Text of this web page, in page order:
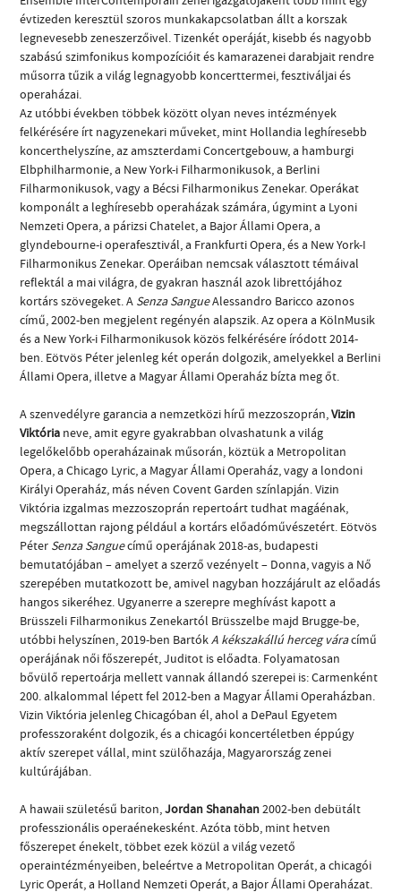
évtizeden keresztül szoros munkakapcsolatban állt a korszak
legnevesebb zeneszerzőivel. Tizenkét operáját, kisebb és nagyobb
szabású szimfonikus kompozícióit és kamarazenei darabjait rendre
műsorra tűzik a világ legnagyobb koncerttermei, fesztiváljai és
operaházai.
Az utóbbi években többek között olyan neves intézmények
felkérésére írt nagyzenekari műveket, mint Hollandia leghíresebb
koncerthelyszíne, az amszterdami Concertgebouw, a hamburgi
Elbphilharmonie, a New York-i Filharmonikusok, a Berlini
Filharmonikusok, vagy a Bécsi Filharmonikus Zenekar. Operákat
komponált a leghíresebb operaházak számára, úgymint a Lyoni
Nemzeti Opera, a párizsi Chatelet, a Bajor Állami Opera, a
glyndebourne-i operafesztivál, a Frankfurti Opera, és a New York-I
Filharmonikus Zenekar. Operáiban nemcsak választott témáival
reflektál a mai világra, de gyakran használ azok librettójához
kortárs szövegeket. A Senza SangueAlessandro Baricco azonos
című, 2002-ben megjelent regényén alapszik. Az opera a KölnMusik
és a New York-i Filharmonikusok közös felkérésére íródott 2014-
ben. Eötvös Péter jelenleg két operán dolgozik, amelyekkel a Berlini
Állami Opera, illetve a Magyar Állami Operaház bízta meg őt.
A szenvedélyre garancia a nemzetközi hírű mezzoszoprán,Vizin
Viktória neve, amit egyre gyakrabban olvashatunk a világ
legelőkelőbb operaházainak műsorán, köztük a Metropolitan
Opera, a Chicago Lyric, a Magyar Állami Operaház, vagy a londoni
Királyi Operaház, más néven Covent Garden színlapján. Vizin
Viktória izgalmas mezzoszoprán repertoárt tudhat magáénak,
megszállottan rajong például a kortárs előadóművészetért. Eötvös
Péter Senza Sanguecímű operájának 2018-as, budapesti
bemutatójában – amelyet a szerző vezényelt – Donna, vagyis a Nő
szerepében mutatkozott be, amivel nagyban hozzájárult az előadás
hangos sikeréhez. Ugyanerre a szerepre meghívást kapott a
Brüsszeli Filharmonikus Zenekartól Brüsszelbe majd Brugge-be,
utóbbi helyszínen, 2019-ben BartókA kékszakállú herceg váracímű
operájának női főszerepét, Juditot is előadta. Folyamatosan
bővülő repertoárja mellett vannak állandó szerepei is: Carmenként
200. alkalommal lépett fel 2012-ben a Magyar Állami Operaházban.
Vizin Viktória jelenleg Chicagóban él, ahol a DePaul Egyetem
professzoraként dolgozik, és a chicagói koncertéletben éppúgy
aktív szerepet vállal, mint szülőhazája, Magyarország zenei
kultúrájában.
A hawaii születésű bariton,Jordan Shanahan2002-ben debütált
professzionális operaénekesként. Azóta több, mint hetven
főszerepet énekelt, többet ezek közül a világ vezető
operaintézményeiben, beleértve a Metropolitan Operát, a chicagói
Lyric Operát, a Holland Nemzeti Operát, a Bajor Állami Operaházat.